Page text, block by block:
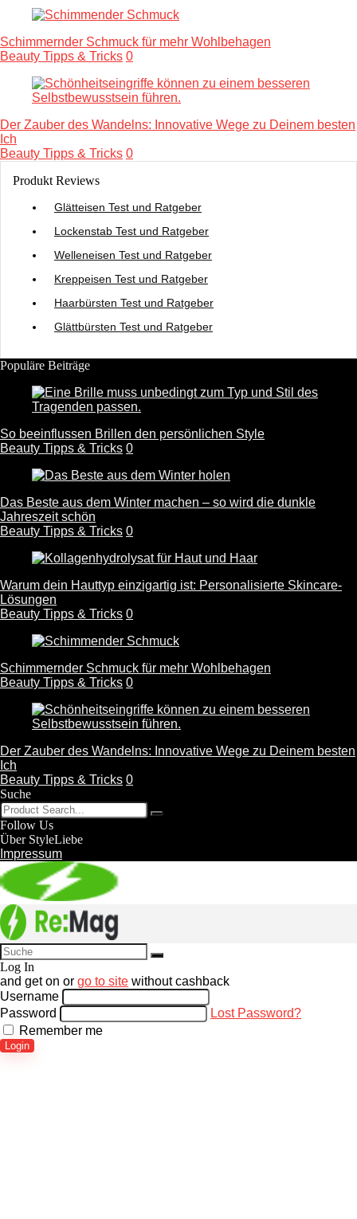
Schimmernder Schmuck für mehr Wohlbehagen
Beauty Tipps & Tricks 0
Der Zauber des Wandelns: Innovative Wege zu Deinem besten
Ich
Beauty Tipps & Tricks 0
Produkt Reviews
Glätteisen Test und Ratgeber
Lockenstab Test und Ratgeber
Welleneisen Test und Ratgeber
Kreppeisen Test und Ratgeber
Haarbürsten Test und Ratgeber
Glättbürsten Test und Ratgeber
Populäre Beiträge
So beeinflussen Brillen den persönlichen Style
Beauty Tipps & Tricks 0
Das Beste aus dem Winter machen – so wird die dunkle
Jahreszeit schön
Beauty Tipps & Tricks 0
Warum dein Hauttyp einzigartig ist: Personalisierte Skincare-
Lösungen
Beauty Tipps & Tricks 0
Schimmernder Schmuck für mehr Wohlbehagen
Beauty Tipps & Tricks 0
Der Zauber des Wandelns: Innovative Wege zu Deinem besten
Ich
Beauty Tipps & Tricks 0
Suche
Follow Us
Über StyleLiebe
Impressum
Log In
and geton or go to site without cashback
Username
Password
Lost Password?
Remember me
Login